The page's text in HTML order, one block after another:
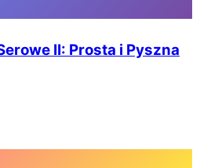
II: Prosta i Pyszna